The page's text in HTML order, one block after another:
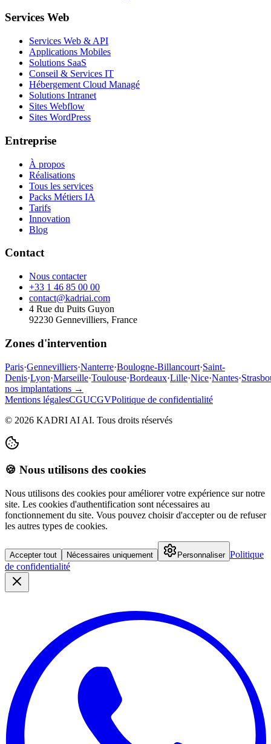
Services Web
Services Web & API
Applications Mobiles
Solutions SaaS
Conseil & Services IT
Hébergement Cloud Managé
Solutions Intranet
Sites Webflow
Sites WordPress
Entreprise
À propos
Réalisations
Tous les services
Packs Métiers IA
Tarifs
Innovation
Blog
Contact
Nous contacter
+33 1 46 85 00 00
contact@kadriai.com
4 Rue du Puits Guyon
92230 Gennevilliers, France
Zones d'intervention
Paris·Gennevilliers·Nanterre·Boulogne-Billancourt·Saint-
Denis·Lyon·Marseille·Toulouse·Bordeaux·Lille·Nice·Nantes·
nos implantations →
Mentions légalesCGUCGVPolitique de confidentialité
© 2026 KADRI AI AI. Tous droits réservés
🍪 Nous utilisons des cookies
Nous utilisons des cookies pour améliorer votre expérience sur notre
site. Les cookies d'authentification sont nécessaires au
fonctionnement du site. Vous pouvez choisir d'accepter ou de refuser
les autres types de cookies.
Accepter tout Nécessaires uniquement Personnaliser Politique
de confidentialité